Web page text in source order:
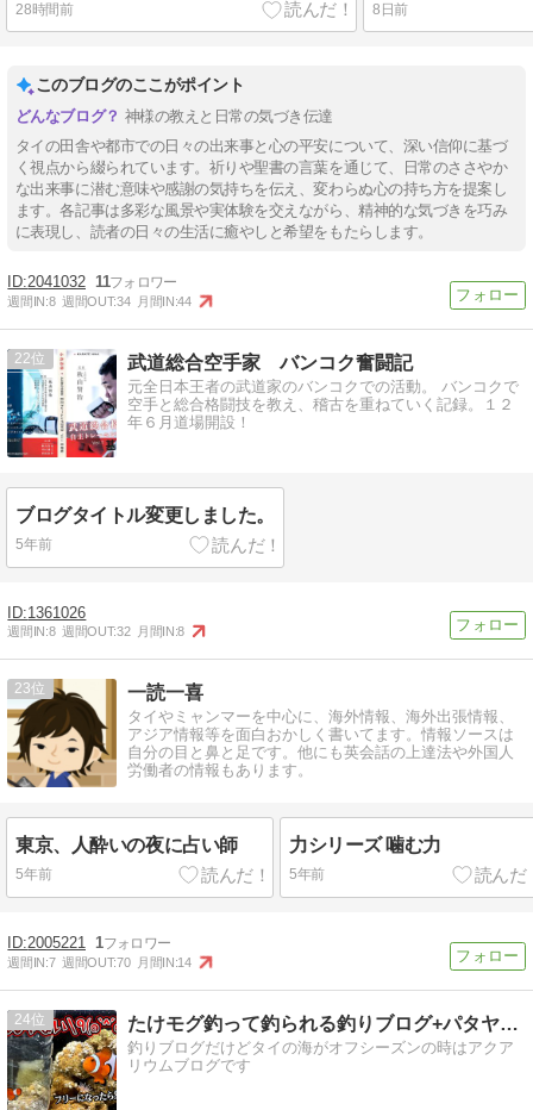
28時間前 8日前
このブログのここがポイント
神様の教えと日常の気づき伝達
タイの田舎や都市での日々の出来事と心の平安について、深い信仰に基づ
く視点から綴られています。祈りや聖書の言葉を通じて、日常のささやか
な出来事に潜む意味や感謝の気持ちを伝え、変わらぬ心の持ち方を提案し
ます。各記事は多彩な風景や実体験を交えながら、精神的な気づきを巧み
に表現し、読者の日々の生活に癒やしと希望をもたらします。
2041032 11
週間IN:8 週間OUT:34 月間IN:44
22 武道総合空手家 バンコク奮闘記
元全日本王者の武道家のバンコクでの活動。 バンコクで
空手と総合格闘技を教え、稽古を重ねていく記録。１２
年６月道場開設！
ブログタイトル変更しました。
5年前
1361026
週間IN:8 週間OUT:32 月間IN:8
23 一読一喜
タイやミャンマーを中心に、海外情報、海外出張情報、
アジア情報等を面白おかしく書いてます。情報ソースは
自分の目と鼻と足です。他にも英会話の上達法や外国人
労働者の情報もあります。
東京、人酔いの夜に占い師
5年前
力シリーズ 噛む力
5年前
2005221 1
週間IN:7 週間OUT:70 月間IN:14
24 たけモグ釣って釣られる釣りブログ+パタヤの海のかけら
釣りブログだけどタイの海がオフシーズンの時はアクア
リウムブログです